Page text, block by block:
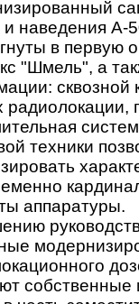
и наведения А-
в первую
"Шмель", а
сквозной
радиолокации,
техники
аппаратуры.